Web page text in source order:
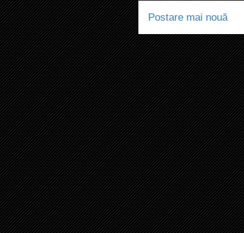
Postare mai nouă